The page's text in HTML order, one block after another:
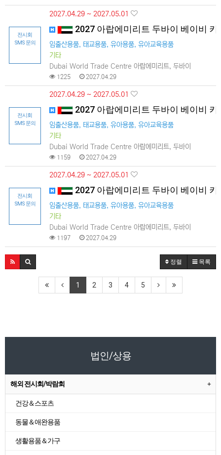
전시회
SMS 문의
2027.04.29 ~ 2027.05.01
2027 아랍에미리트 두바이 베이비
임출산용품, 태교용품, 유아용품, 유아교육용품
기타
Dubai World Trade Centre 아랍에미리트, 두바이
1225 2027.04.29
전시회
SMS 문의
2027.04.29 ~ 2027.05.01
2027 아랍에미리트 두바이 베이비
임출산용품, 태교용품, 유아용품, 유아교육용품
기타
Dubai World Trade Centre 아랍에미리트, 두바이
1159 2027.04.29
전시회
SMS 문의
2027.04.29 ~ 2027.05.01
2027 아랍에미리트 두바이 베이비
임출산용품, 태교용품, 유아용품, 유아교육용품
기타
Dubai World Trade Centre 아랍에미리트, 두바이
1197 2027.04.29
정렬 목록
1 2 3 4 5
법인/상용
해외 전시회/박람회
건강＆스포츠
동물＆애완용품
생활용품＆가구